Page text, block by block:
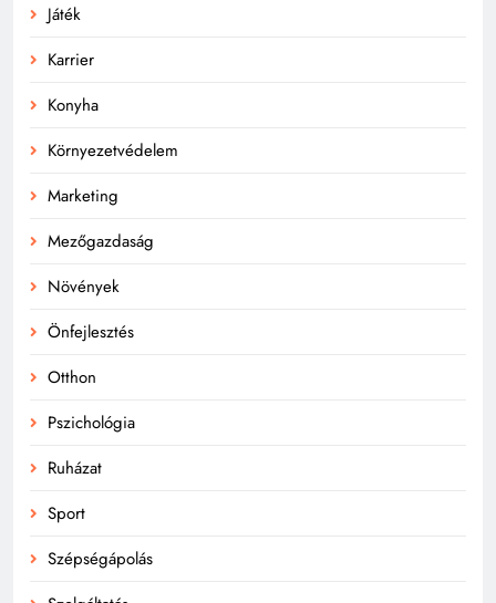
Játék
Karrier
Konyha
Környezetvédelem
Marketing
Mezőgazdaság
Növények
Önfejlesztés
Otthon
Pszichológia
Ruházat
Sport
Szépségápolás